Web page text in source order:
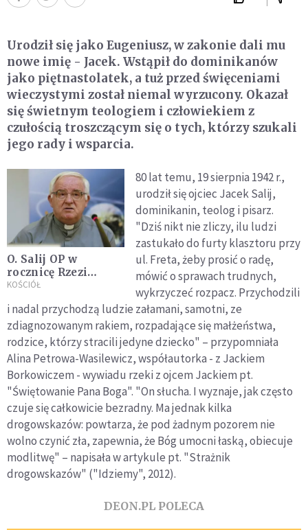
Urodził się jako Eugeniusz, w zakonie dali mu
nowe imię - Jacek. Wstąpił do dominikanów
jako piętnastolatek, a tuż przed święceniami
wieczystymi został niemal wyrzucony. Okazał
się świetnym teologiem i człowiekiem z
czułością troszczącym się o tych, którzy szukali
jego rady i wsparcia.
O. Salij OP w
rocznicę Rzezi
Wołyńskiej: patrzmy
pojednania
KOŚCIÓŁ
80 lat temu, 19 sierpnia 1942 r.,
urodził się ojciec Jacek Salij,
dominikanin, teolog i pisarz.
"Dziś nikt nie zliczy, ilu ludzi
zastukało do furty klasztoru przy
ul. Freta, żeby prosić o radę,
mówić o sprawach trudnych,
wykrzyczeć rozpacz. Przychodzili
i nadal przychodzą ludzie załamani, samotni, ze
zdiagnozowanym rakiem, rozpadające się małżeństwa,
rodzice, którzy stracili jedyne dziecko" – przypomniała
Alina Petrowa-Wasilewicz, współautorka - z Jackiem
Borkowiczem - wywiadu rzeki z ojcem Jackiem pt.
"Świętowanie Pana Boga". "On słucha. I wyznaje, jak często
czuje się całkowicie bezradny. Ma jednak kilka
drogowskazów: powtarza, że pod żadnym pozorem nie
wolno czynić zła, zapewnia, że Bóg umocni łaską, obiecuje
modlitwę" – napisała w artykule pt. "Strażnik
drogowskazów" ("Idziemy", 2012).
DEON.PL POLECA